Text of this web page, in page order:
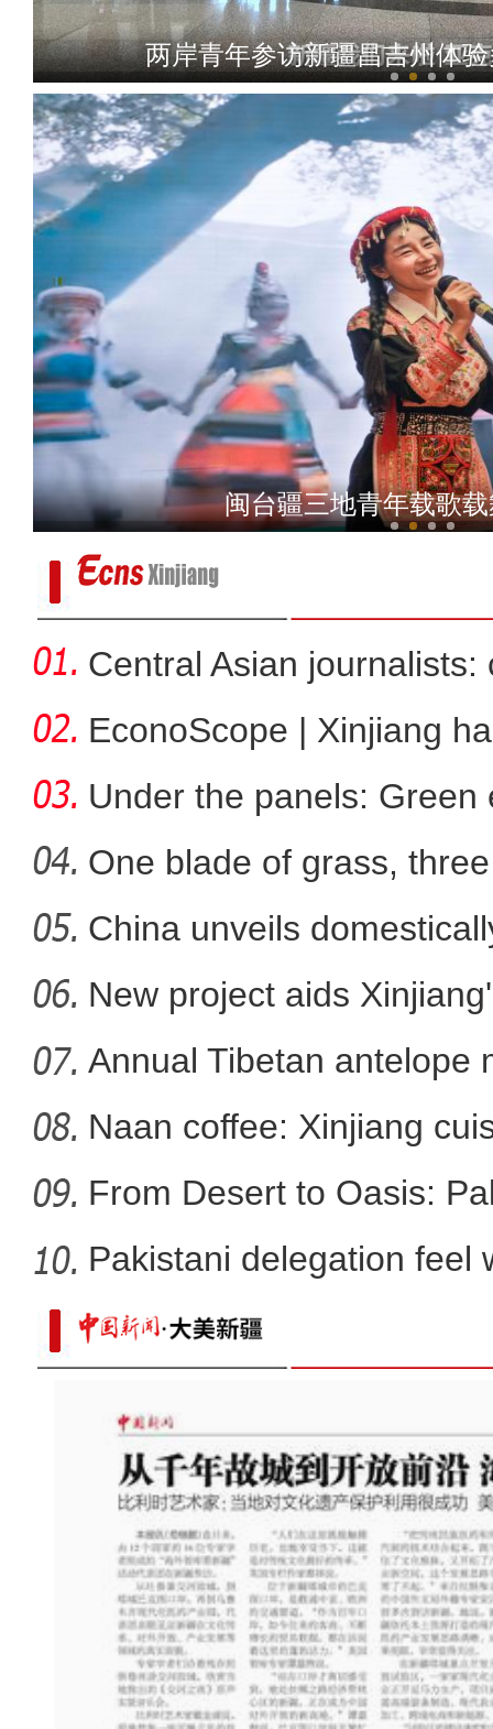
两岸青年参访新疆昌吉州体
2026新疆国际旅行商大
美丽新疆繁荣兵团 2026
行走新疆体验环塔 国际青
闽台疆三地青年载歌
Central Asian journalists:
EconoScope | Xinjiang
energ
Under the panels: Green
more
One blade of grass,
China unveils
f
New project aids
Annual Tibetan antelope
Naan coffee: Xinjiang
From Desert to Oasis:
Pakistani delegation feel
developm